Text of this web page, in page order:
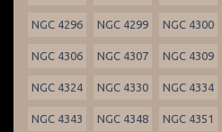
NGC 4296 NGC 4299 NGC 4300
NGC 4306 NGC 4307 NGC 4309
NGC 4324 NGC 4330 NGC 4334
NGC 4343 NGC 4348 NGC 4351